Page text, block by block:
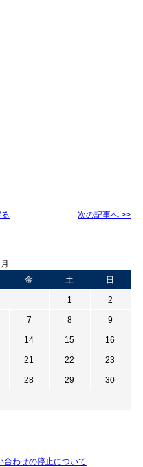
次の記事へ >>
金 土 日
1 2
7 8 9
14 15 16
21 22 23
28 29 30
合わせの停止について